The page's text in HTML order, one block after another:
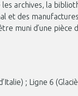
archives, la
et des
muni d’une pièce
; Ligne 6